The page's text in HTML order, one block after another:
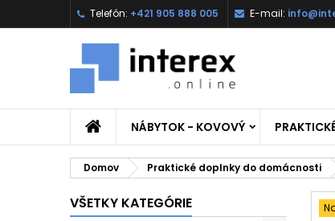
Telefón: +421 905 888 005 E-mail:
NÁBYTOK - KOVOVÝ
Domov Praktické doplnky do domácnosti
VŠETKY KATEGÓRIE